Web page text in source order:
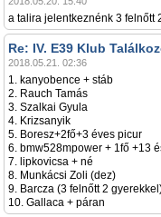
a talira jelentkeznénk 3 felnőtt
Re: IV. E39 Klub
2018.05.21. 02:36
1. kanyobence + stáb
2. Rauch Tamás
3. Szalkai Gyula
4. Krizsanyik
5. Boresz+2fő+3 éves picur
6. bmw528mpower + 1fő +13
7. lipkovicsa + né
8. Munkácsi Zoli (dez)
9. Barcza (3 felnőtt 2
10. Gallaca + páran